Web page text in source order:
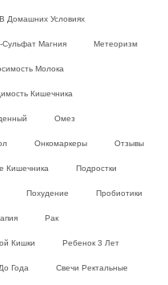
Домашних Условиях
Сульфат Магния Метеоризм
Молока
Кишечника
Омез
Онкомаркеры Отзывы
Кишечника Подростки
Похудение Пробиотики
Рак
Кишки Ребенок 3 Лет
Года Свечи Ректальные